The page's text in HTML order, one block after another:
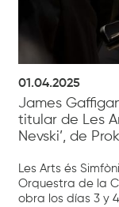
01.04.2025
James
titular de Les
Nevski’, de
Les Arts és
Orquestra de la
obra los días 3 y